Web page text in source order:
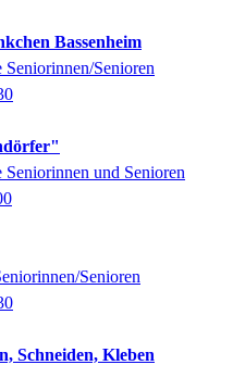
Bassenheim
Senioren
und Senioren
Senioren
Schneiden, Kleben